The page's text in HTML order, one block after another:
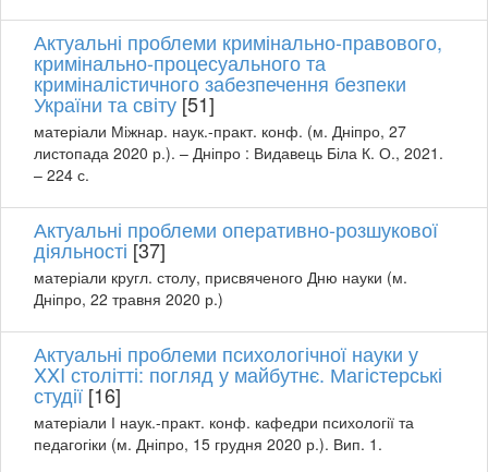
Актуальні проблеми кримінально-правового,
кримінально-процесуального та
криміналістичного забезпечення безпеки
України та світу [51]
матеріали Міжнар. наук.-практ. конф. (м. Дніпро, 27
листопада 2020 р.). – Дніпро : Видавець Біла К. О., 2021.
– 224 с.
Актуальні проблеми оперативно-розшукової
діяльності [37]
матеріали кругл. столу, присвяченого Дню науки (м.
Дніпро, 22 травня 2020 р.)
Актуальні проблеми психологічної науки у
XXI столітті: погляд у майбутнє. Магістерські
студії [16]
матеріали І наук.-практ. конф. кафедри психології та
педагогіки (м. Дніпро, 15 грудня 2020 р.). Вип. 1.